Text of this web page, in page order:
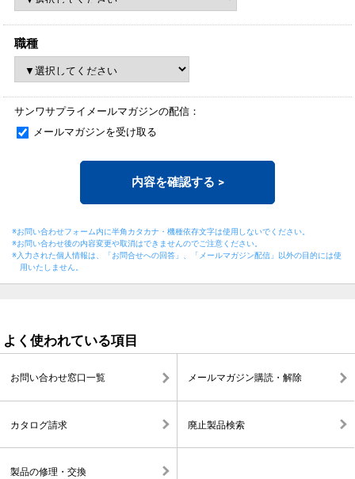
職種
サンワサプライメールマガジンの配信：
メールマガジンを受け取る
内容を確認する >
※お問い合わせフォーム内に半角カタカナ・機種依存文字は使用しないでください。
※お問い合わせ後の内容変更や取消はできませんのでご注意ください。
※入力された個人情報は、「お問合せへの回答」、「メールマガジン配信」以外の目的には使
用いたしません。
よく使われている項目
お問い合わせ窓口一覧 メールマガジン購読・解除
カタログ請求 廃止製品検索
製品の修理・交換